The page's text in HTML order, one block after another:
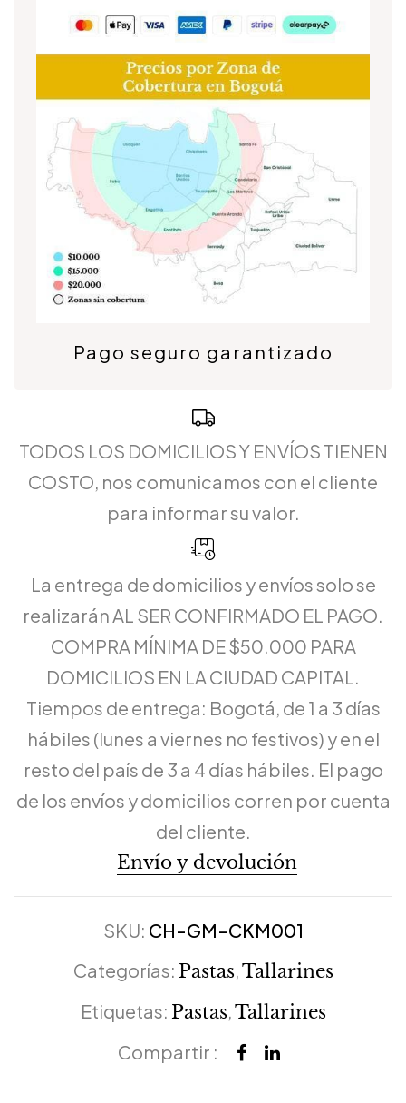
Pago seguro garantizado
TODOS LOS DOMICILIOS Y ENVÍOS TIENEN
COSTO, nos comunicamos con el cliente
para informar su valor.
La entrega de domicilios y envíos solo se
realizarán AL SER CONFIRMADO EL PAGO.
COMPRA MÍNIMA DE $50.000 PARA
DOMICILIOS EN LA CIUDAD CAPITAL.
Tiempos de entrega: Bogotá, de 1 a 3 días
hábiles (lunes a viernes no festivos) y en el
resto del país de 3 a 4 días hábiles. El pago
de los envíos y domicilios corren por cuenta
del cliente.
Envío y devolución
SKU: CH-GM-CKM001
Categorías: Pastas Tallarines
Etiquetas: Pastas Tallarines
Compartir :